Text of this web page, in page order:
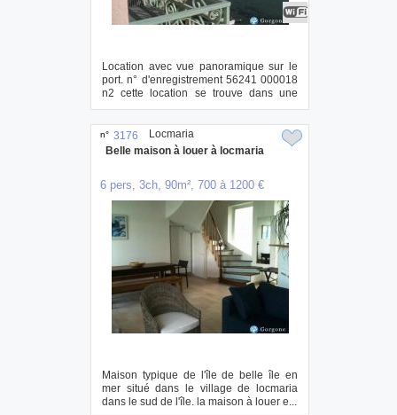
Location avec vue panoramique sur le
port. n° d'enregistrement 56241 000018
n2 cette location se trouve dans une
maiso...
n° 3176
Belle maison à louer à locmaria
6 pers, 3ch, 90m², 700 à 1200 €
Maison typique de l'île de belle île en
mer situé dans le village de locmaria
dans le sud de l'île. la maison à louer e...
Locmaria